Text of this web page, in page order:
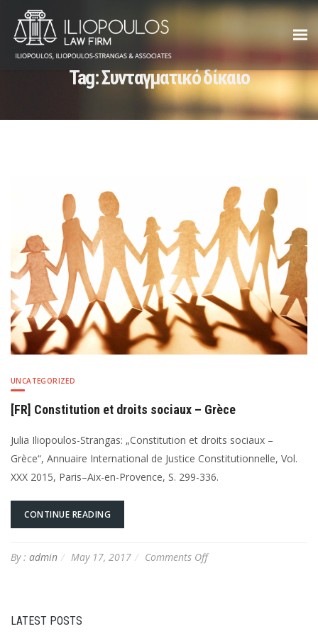
Tag:Συνταγματικό δίκαιο
UNCATEGORIZED
[FR] Constitution et droits sociaux – Grèce
Julia Iliopoulos-Strangas: „Constitution et droits sociaux –
Grèce“, Annuaire International de Justice Constitutionnelle, Vol.
XXX 2015, Paris–Aix-en-Provence, S. 299-336.
CONTINUE READING
By : admin May 17, 2017 Comments Offon
LATEST POSTS